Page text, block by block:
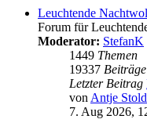
Leuchtende
Forum für
Moderator: StefanK
1449 Themen
19337 Beiträge
Letzter Beitrag
von Antje
7. Aug 2026,